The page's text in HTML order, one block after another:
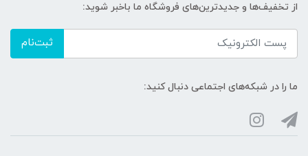
از تخفیف‌ها و جدیدترین‌های فروشگاه ما باخبر شوید:
ثبت‌نام
ما را در شبکه‌های اجتماعی دنبال کنید: